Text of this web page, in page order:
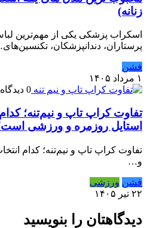
زنانه)
اسکراب پزشکی یکی از مهم‌ترین
پرستاران، دندانپزشکان،
فشن
۱ مرداد ۱۴۰۵
0 دیدگاه
تفاوت کراپ تاپ و نیم‌تنه؛
استایل روزمره و ورزشی
تفاوت کراپ تاپ و نیم‌تنه؛ کدام
و…
فشن ورزشی
۲۲ تیر ۱۴۰۵
دیدگاهتان را بنویسید